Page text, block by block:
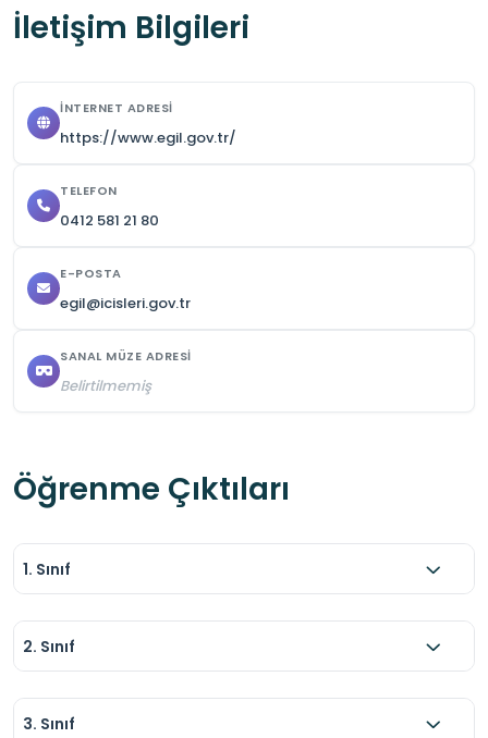
İletişim Bilgileri
İNTERNET ADRESI
https://www.egil.gov.tr/
TELEFON
0412 581 21 80
E-POSTA
egil@icisleri.gov.tr
SANAL MÜZE ADRESI
Belirtilmemiş
Öğrenme Çıktıları
1. Sınıf
2. Sınıf
3. Sınıf